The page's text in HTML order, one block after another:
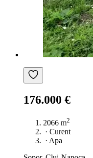
176.000 €
2066 m2
· Curent
· Apa